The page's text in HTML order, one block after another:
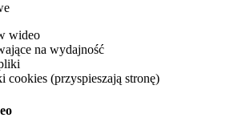
wideo
na wydajność
cookies (przyspieszają stronę)